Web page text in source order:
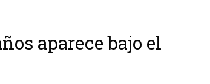
aparece bajo el